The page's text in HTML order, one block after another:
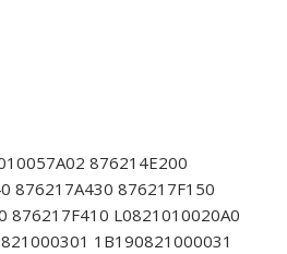
876214E200
876217A430 876217F150
876217F410 L0821010020A0
1B190821000031